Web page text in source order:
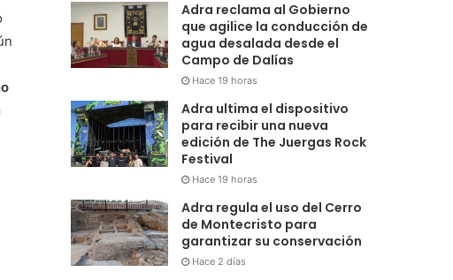
Adra reclama al Gobierno
que agilice la conducción de
agua desalada desde el
Campo de Dalías
Hace 19 horas
Adra ultima el dispositivo
para recibir una nueva
edición de The Juergas Rock
Festival
Hace 19 horas
Adra regula el uso del Cerro
de Montecristo para
garantizar su conservación
Hace 2 días